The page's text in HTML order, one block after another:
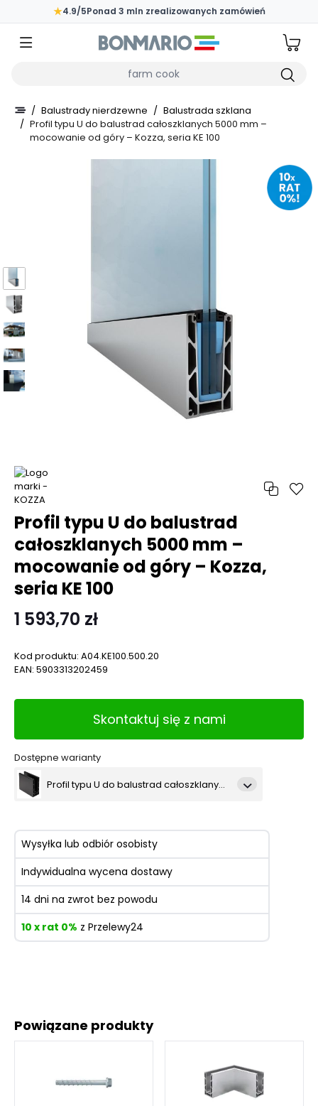
Przejdź do głównej zawartości strony
★4.9/5Ponad 3 mln zrealizowanych zamówień
/ Balustrady nierdzewne / Balustrada szklana
/ Profil typu U do balustrad całoszklanych 5000 mm –
mocowanie od góry – Kozza, seria KE 100
Powiązane produkty
Profil typu U do balustrad
całoszklanych 5000 mm –
mocowanie od góry – Kozza,
seria KE 100
1 593,70 zł
Kod produktu: A04.KE100.500.20
EAN: 5903313202459
Skontaktuj się z nami
Dostępne warianty
Profil typu U do balustrad całoszklanych 5000 mm – mocowanie od góry – Kozza, seria KE 100, kolor czarny
Wysyłka lub odbiór osobisty
Indywidualna wycena dostawy
14 dni na zwrot bez powodu
10 x rat 0% z Przelewy24